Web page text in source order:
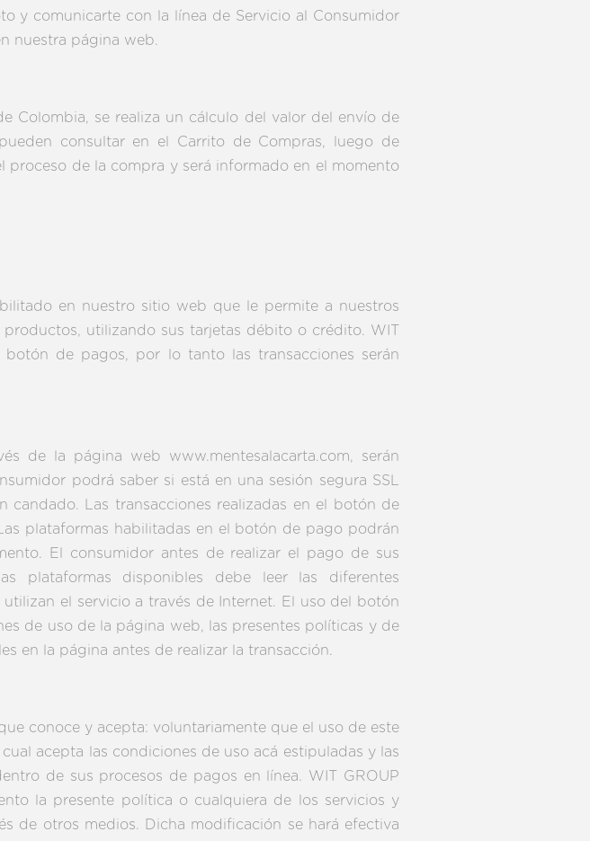
y comunicarte con la línea de Servicio al Consumidor
nuestra página web.
Colombia, se realiza un cálculo del valor del envío de
consultar en el Carrito de Compras, luego de
proceso de la compra y será informado en el momento
en nuestro sitio web que le permite a nuestros
utilizando sus tarjetas débito o crédito. WIT
de pagos, por lo tanto las transacciones serán
de la página web www.mentesalacarta.com, serán
podrá saber si está en una sesión segura SSL
Las transacciones realizadas en el botón de
plataformas habilitadas en el botón de pago podrán
El consumidor antes de realizar el pago de sus
disponibles debe leer las diferentes
el servicio a través de Internet. El uso del botón
de uso de la página web, las presentes políticas y de
en la página antes de realizar la transacción.
conoce y acepta: voluntariamente que el uso de este
acepta las condiciones de uso acá estipuladas y las
de sus procesos de pagos en línea. WIT GROUP
la presente política o cualquiera de los servicios y
de otros medios. Dicha modificación se hará efectiva